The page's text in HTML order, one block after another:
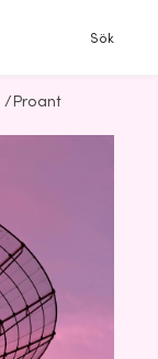
Sök
/ Proant